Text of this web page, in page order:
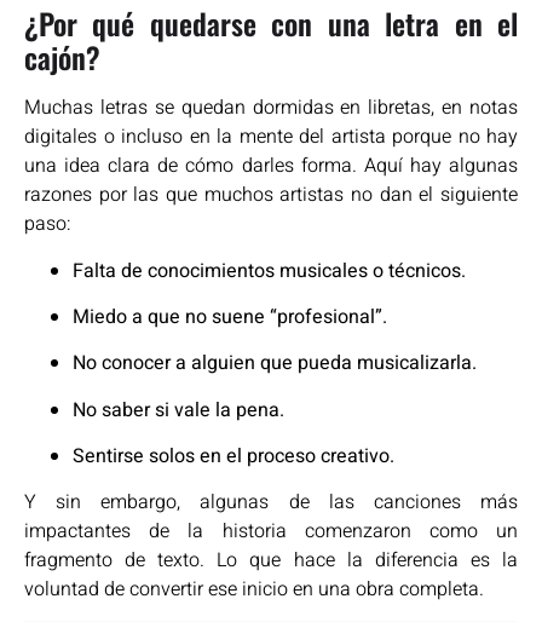
¿Por qué quedarse con una letra en el
cajón?
Muchas letras se quedan dormidas en libretas, en notas
digitales o incluso en la mente del artista porque no hay
una idea clara de cómo darles forma. Aquí hay algunas
razones por las que muchos artistas no dan el siguiente
paso:
Falta de conocimientos musicales o técnicos.
Miedo a que no suene “profesional”.
No conocer a alguien que pueda musicalizarla.
No saber si vale la pena.
Sentirse solos en el proceso creativo.
Y sin embargo, algunas de las canciones más
impactantes de la historia comenzaron como un
fragmento de texto. Lo que hace la diferencia es la
voluntad de convertir ese inicio en una obra completa.